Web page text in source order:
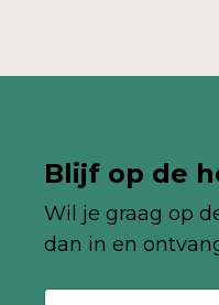
Blijf op de
Wil je graag op
dan in en